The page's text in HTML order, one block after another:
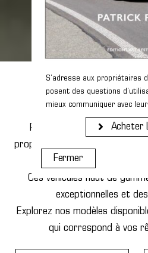
Découvrez
d’occasion
Passionnés par l’excellence
proposons une sélection
Ces véhicules haut de
exceptionnelles et
Explorez nos modèles
qui correspond à vos
S’adresse aux propriétaires
posent des questions
mieux communiquer avec
Acheter
Fermer